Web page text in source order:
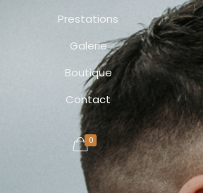
Prestations
Galerie
Boutique
Contact
0